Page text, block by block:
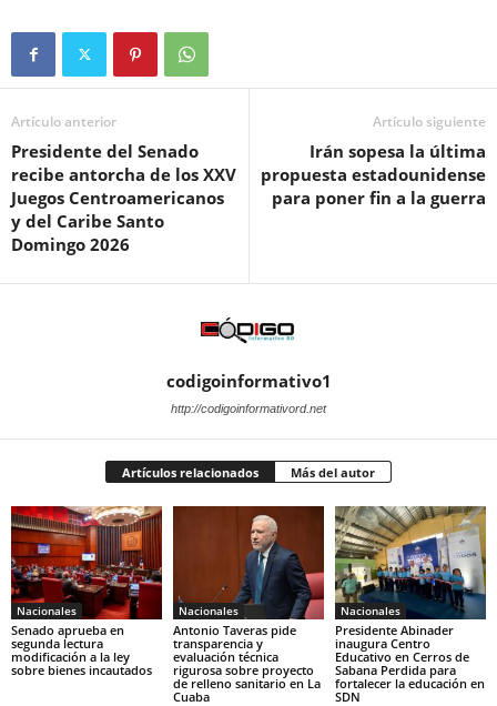
Artículo anterior
Presidente del Senado
recibe antorcha de los XXV
Juegos Centroamericanos
y del Caribe Santo
Domingo 2026
Artículo siguiente
Irán sopesa la última
propuesta estadounidense
para poner fin a la guerra
codigoinformativo1
http://codigoinformativord.net
Artículos relacionados Más del autor
Nacionales
Senado aprueba en
segunda lectura
modificación a la ley
sobre bienes incautados
Nacionales
Antonio Taveras pide
transparencia y
evaluación técnica
rigurosa sobre proyecto
de relleno sanitario en La
Cuaba
Nacionales
Presidente Abinader
inaugura Centro
Educativo en Cerros de
Sabana Perdida para
fortalecer la educación en
SDN